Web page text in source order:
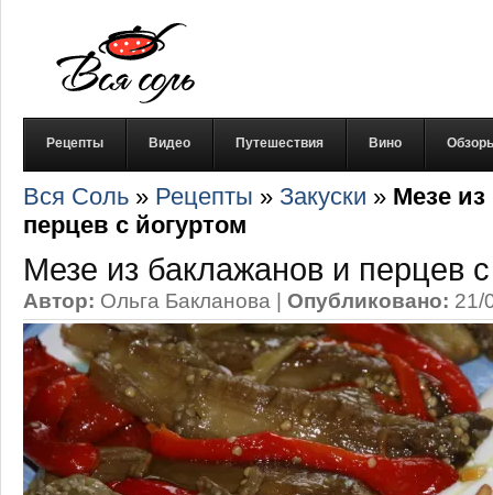
Рецепты Видео Путешествия Вино
Вся Соль » Рецепты » Закуски » Мезе
перцев с йогуртом
Мезе из баклажанов и перцев
Автор: Ольга Бакланова | Опубликовано: 21/